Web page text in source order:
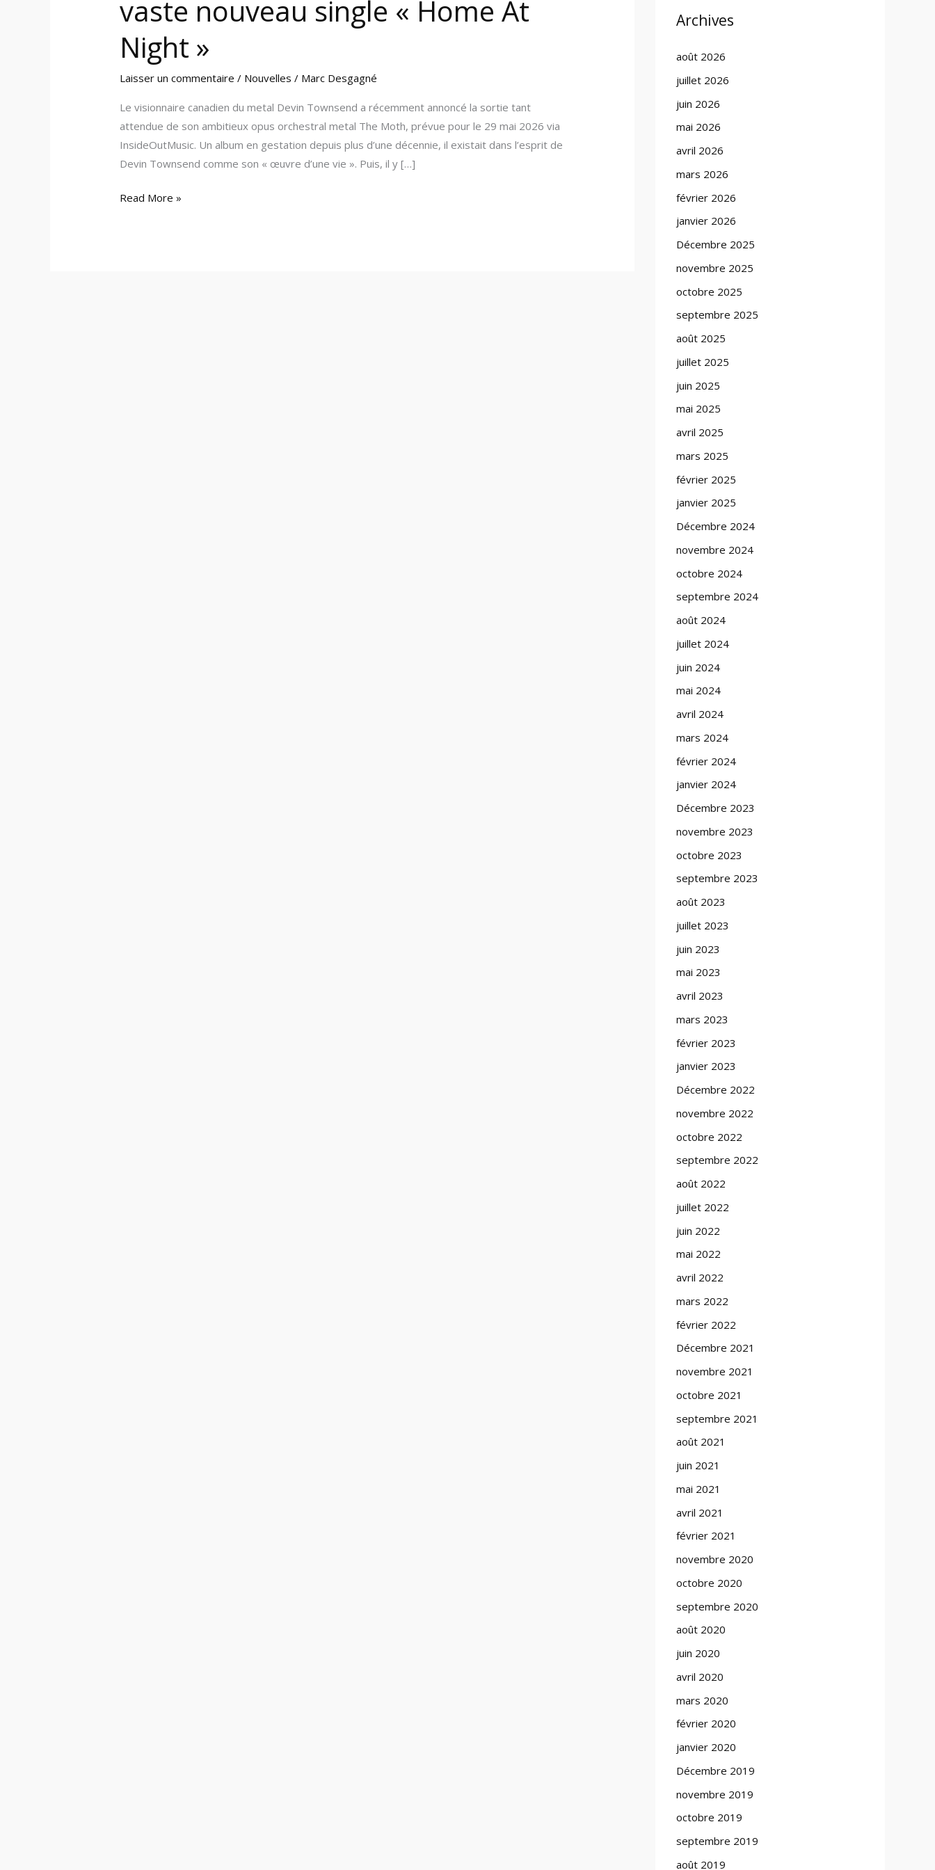
vaste nouveau single « Home At
Night »
Laisser un commentaire / Nouvelles / Marc Desgagné
Le visionnaire canadien du metal Devin Townsend a récemment annoncé la sortie tant
attendue de son ambitieux opus orchestral metal The Moth, prévue pour le 29 mai 2026 via
InsideOutMusic. Un album en gestation depuis plus d’une décennie, il existait dans l’esprit de
Devin Townsend comme son « œuvre d’une vie ». Puis, il y […]
Read More »
Archives
août 2026
juillet 2026
juin 2026
mai 2026
avril 2026
mars 2026
février 2026
janvier 2026
Décembre 2025
novembre 2025
octobre 2025
septembre 2025
août 2025
juillet 2025
juin 2025
mai 2025
avril 2025
mars 2025
février 2025
janvier 2025
Décembre 2024
novembre 2024
octobre 2024
septembre 2024
août 2024
juillet 2024
juin 2024
mai 2024
avril 2024
mars 2024
février 2024
janvier 2024
Décembre 2023
novembre 2023
octobre 2023
septembre 2023
août 2023
juillet 2023
juin 2023
mai 2023
avril 2023
mars 2023
février 2023
janvier 2023
Décembre 2022
novembre 2022
octobre 2022
septembre 2022
août 2022
juillet 2022
juin 2022
mai 2022
avril 2022
mars 2022
février 2022
Décembre 2021
novembre 2021
octobre 2021
septembre 2021
août 2021
juin 2021
mai 2021
avril 2021
février 2021
novembre 2020
octobre 2020
septembre 2020
août 2020
juin 2020
avril 2020
mars 2020
février 2020
janvier 2020
Décembre 2019
novembre 2019
octobre 2019
septembre 2019
août 2019